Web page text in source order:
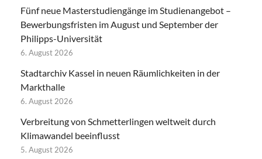
Fünf neue Masterstudiengänge im Studienangebot –
Bewerbungsfristen im August und September der
Philipps-Universität
6. August 2026
Stadtarchiv Kassel in neuen Räumlichkeiten in der
Markthalle
6. August 2026
Verbreitung von Schmetterlingen weltweit durch
Klimawandel beeinflusst
5. August 2026